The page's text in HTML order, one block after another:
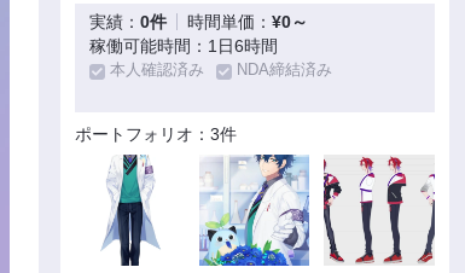
実績： 0件 時間単価： ¥0～
稼働可能時間：1日6時間
本人確認済み NDA締結済み
ポートフォリオ：3件